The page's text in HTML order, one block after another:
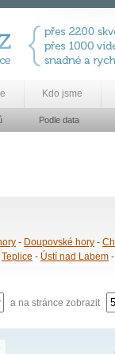
Kdo jsme
Podle data
- Doupovské hory -
Teplice - Ústí nad Labem -
a na stránce zobrazit